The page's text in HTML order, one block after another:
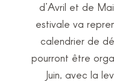
d’Avril et de
estivale va
calendrier de
pourront être
Juin, avec la